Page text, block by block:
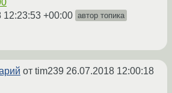
12:23:53 +00:00 автор топика
от tim239 26.07.2018 12:00:18